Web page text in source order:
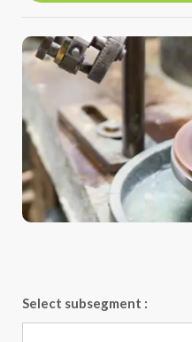
Select subsegment :